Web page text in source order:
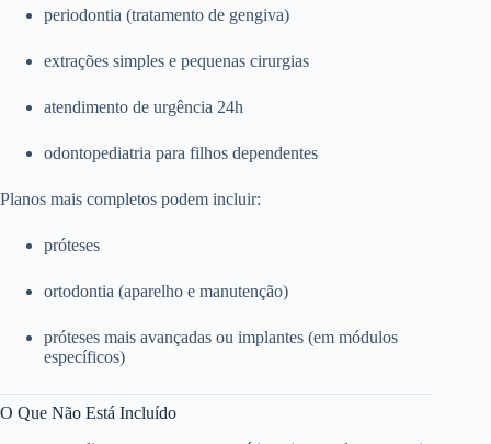
periodontia (tratamento de gengiva)
extrações simples e pequenas cirurgias
atendimento de urgência 24h
odontopediatria para filhos dependentes
Planos mais completos podem incluir:
próteses
ortodontia (aparelho e manutenção)
próteses mais avançadas ou implantes (em módulos
específicos)
O Que Não Está Incluído